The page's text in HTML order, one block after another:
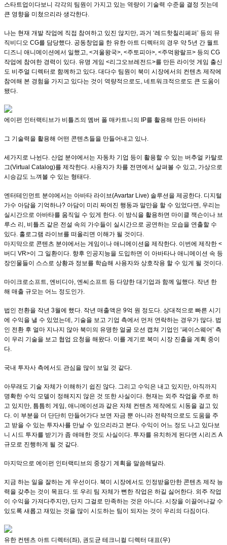
스타트업이다보니 각각의 팀원이 가지고 있는 역량이 기술력 수준을 결정 짓는데
큰 영향을 미쳤으리라 생각한다.
나는 현재 개발 작업에 직접 참여하고 있진 않지만, 과거 ‘레드핫칠리페퍼’ 등의 뮤
직비디오 CG를 담당했다. 공동창업을 한 유한 아트 디렉터의 경우 약 5년 간 월트
디즈니 애니메이션에서 일했고, <겨울왕국>, <주토피아>, <주먹왕랄프> 등의 CG
작업에 참여한 경력이 있다. 유명 게임 <리그오브레전드>를 만든 라이엇 게임 출신
도 비주얼 디렉터로 함께하고 있다. 대다수 팀원이 북미 시장에서의 컨텐츠 제작에
참여해 본 경험을 가지고 있다는 것이 역량적으로도, 네트워크적으로도 큰 도움이
됐다.
에이펀 인터랙티브가 비틀즈의 멤버 폴 매카트니의 IP를 활용해 만든 아바타
그 기술력을 활용해 어떤 콘텐츠들을 만들어내고 있나.
세가지로 나뉜다. 산업 분야에서는 자동차 기업 등이 활용할 수 있는 버추얼 카탈로
그(Virtual Catalog)를 제작한다. 사용자가 차를 전면에서 살펴볼 수 있고, 가상으로
시승감도 느껴볼 수 있는 형태다.
엔터테인먼트 분야에서는 아바타 라이브(Avartar Live) 솔루션을 제공한다. 디지털
가수 아담을 기억하나? 아담이 미리 짜여진 행동과 말만을 할 수 있었다면, 우리는
실시간으로 아바타를 움직일 수 있게 한다. 이 방식을 활용하면 마이클 잭슨이나 브
루스 리, 비틀즈 같은 전설 속의 가수들이 실시간으로 공연하는 모습을 연출할 수
있다. 홀로그램 라이브를 떠올리면 이해가 될 것이다.
마지막으로 콘텐츠 분야에서는 게임이나 애니메이션을 제작한다. 이번에 제작한 <
버디 VR>이 그 일환이다. 향후 인공지능을 도입하면 이 아바타나 애니메이션 속 등
장인물들이 스스로 상황과 정보를 학습해 사용자와 상호작용 할 수 있게 될 것이다.
마이크로소프트, 엔비디아, 엔씨소프트 등 다양한 대기업과 함께 일했다. 작년 한
해 매출 규모는 어느 정도인가.
법인 전환을 작년 3월에 했다. 작년 매출액은 9억 원 정도다. 상대적으로 빠른 시기
에 수익을 낼 수 있었는데, 기술을 보고 기업 측에서 먼저 연락하는 경우가 많다. 법
인 전환 후 얼마 지나지 않아 북미의 유명한 얼굴 모션 캡쳐 기업인 ‘페이스웨어’ 측
이 우리 기술을 보고 협업 요청을 해왔다. 이를 계기로 북미 시장 진출을 계획 중이
다.
국내 투자사 측에서도 관심을 많이 보일 것 같다.
아무래도 기술 자체가 이해하기 쉽진 않다. 그리고 수익은 내고 있지만, 아직까지
명확한 수익 모델이 정해지지 않은 것 또한 사실이다. 현재는 외주 작업을 주로 하
고 있지만, 틈틈히 게임, 애니메이션과 같은 자체 컨텐츠 제작에도 시동을 걸고 있
다. 이 부분을 더 단단히 만들어가다 보면 자금 뿐 아니라 전략적으로도 도움을 주
고 받을 수 있는 투자사를 만날 수 있으리라고 본다. 수익이 어느 정도 나고 있다보
니 시드 투자를 받기가 좀 애매한 것도 사실이다. 투자를 유치하게 된다면 시리즈 A
규모로 진행하게 될 것 같다.
마지막으로 에이펀 인터랙티브의 중장기 계획을 말씀해달라.
지금 하는 일을 잘하는 게 우선이다. 북미 시장에서도 인정받을만한 콘텐츠 제작 능
력을 갖추는 것이 목표다. 또 우리 팀 자체가 뻔한 작업은 하길 싫어한다. 외주 작업
이 수익을 가져다주지만, 단지 그걸로 만족하는 것은 아니다. 시장을 이끌어나갈 수
있도록 새롭고 재밌는 것을 많이 시도하는 팀이 되자는 것이 우리의 다짐이다.
유한 컨텐츠 아트 디렉터(좌), 권도균 테크니컬 디렉터 대표(우)